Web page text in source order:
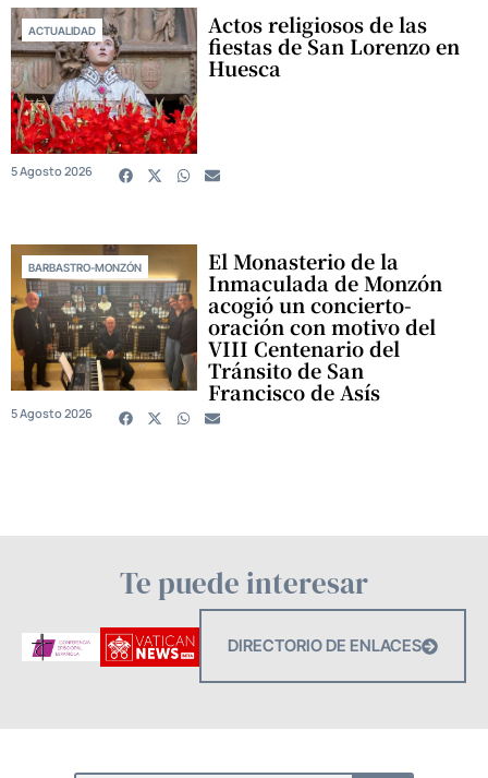
ACTUALIDAD Actos religiosos de las
fiestas de San Lorenzo en
Huesca
5 Agosto 2026
BARBASTRO-MONZÓN El Monasterio de la
Inmaculada de Monzón
acogió un concierto-
oración con motivo del
VIII Centenario del
Tránsito de San
Francisco de Asís
5 Agosto 2026
Te puede interesar
DIRECTORIO DE ENLACES